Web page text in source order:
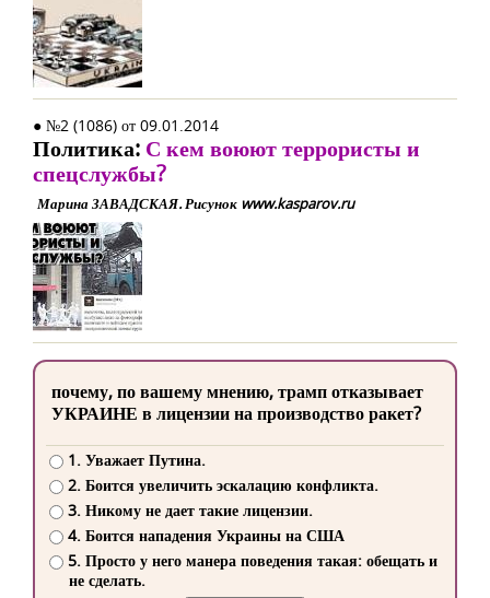
● №2 (1086) от 09.01.2014
Политика: С кем воюют террористы и
спецслужбы?
Марина ЗАВАДСКАЯ. Рисунок www.kasparov.ru
почему, по вашему мнению, трамп отказывает
УКРАИНЕ в лицензии на производство ракет?
1. Уважает Путина.
2. Боится увеличить эскалацию конфликта.
3. Никому не дает такие лицензии.
4. Боится нападения Украины на США
5. Просто у него манера поведения такая: обещать и
не сделать.